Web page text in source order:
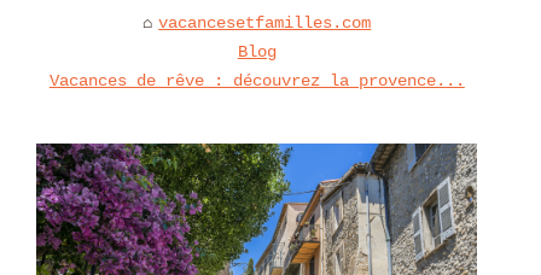
vacancesetfamilles.com
Blog
Vacances de rêve : découvrez la provence...